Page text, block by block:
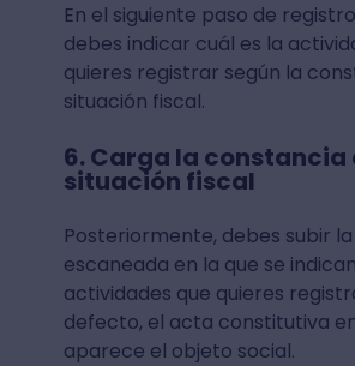
En el siguiente paso de registro
debes indicar cuál es la
quieres registrar según la
situación fiscal.
6. Carga la constancia
situación fiscal
Posteriormente, debes subir
escaneada en la que se
actividades que quieres
defecto, el acta constitutiva
aparece el objeto social.